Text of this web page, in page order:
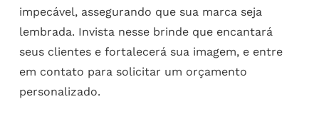
impecável, assegurando que sua marca seja
lembrada. Invista nesse brinde que encantará
seus clientes e fortalecerá sua imagem, e entre
em contato para solicitar um orçamento
personalizado.